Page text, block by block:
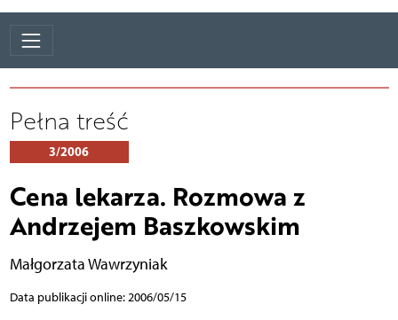
Pełna treść
3/2006
Cena lekarza. Rozmowa z
Andrzejem Baszkowskim
Małgorzata Wawrzyniak
Data publikacji online: 2006/05/15